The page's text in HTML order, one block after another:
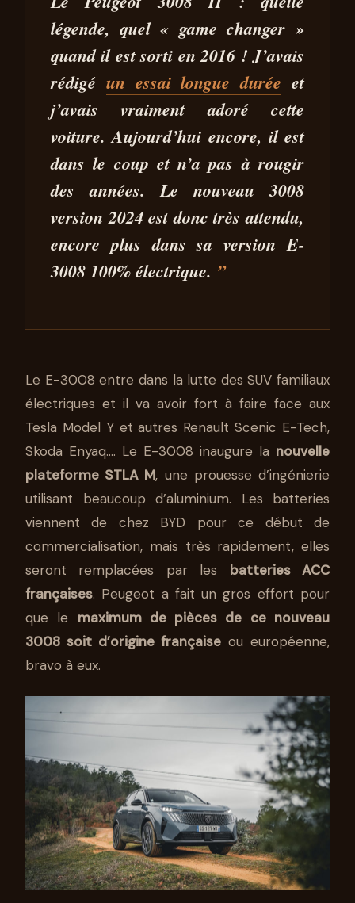
FAUVE PEINE À RUGIR !
29 FÉV 20247 MIN DE LECTURESTÉPHANE SEGURA
légende, quel « game changer »
quand il est sorti en 2016 ! J’avais
rédigé un essai longue durée et
j’avais vraiment adoré cette
voiture. Aujourd’hui encore, il est
dans le coup et n’a pas à rougir
des années. Le nouveau 3008
version 2024 est donc très attendu,
encore plus dans sa version E-
3008100% électrique.
Le E-3008 entre dans la lutte des SUV familiaux
électriques et il va avoir fort à faire face aux
Tesla Model Y et autres Renault Scenic E-Tech,
Skoda Enyaq…. Le E-3008 inaugure la nouvelle
plateforme STLA M, une prouesse d’ingénierie
utilisant beaucoup d’aluminium. Les batteries
viennent de chez BYD pour ce début de
commercialisation, mais très rapidement, elles
seront remplacées par les batteries ACC
françaises. Peugeot a fait un gros effort pour
que le maximum de pièces de ce nouveau
3008 soit d’origine française ou européenne,
bravo à eux.